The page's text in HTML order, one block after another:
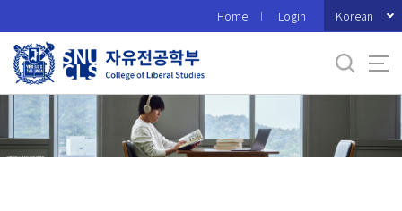
로
메
Home Login Korean